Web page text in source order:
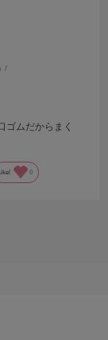
ゴムだからまく
Like! 0